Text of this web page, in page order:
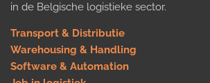
in de Belgische logistieke sector.
Transport & Distributie
Warehousing & Handling
Software & Automation